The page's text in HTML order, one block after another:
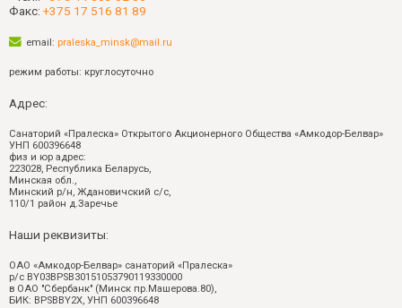
Факс: +375 17 516 81 89
email: praleska_minsk@mail.ru
режим работы: круглосуточно
Адрес:
Санаторий «Пралеска» Открытого Акционерного Общества «Амкодор-Белвар»
УНП 600396648
физ и юр адрес:
223028, Республика Беларусь,
Минская обл.,
Минский р/н, Ждановичский с/с,
110/1 район д.Заречье
Наши реквизиты:
ОАО «Амкодор-Белвар» санаторий «Пралеска»
р/с BY03BPSB30151053790119330000
в ОАО "Сбербанк" (Минск пр.Машерова.80),
БИК: BPSBBY2X, УНП 600396648